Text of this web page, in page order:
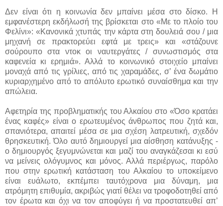
Δεν είναι ότι η κοινωνία δεν μπαίνει μέσα στο δίσκο. Η
εμφανέστερη εκδήλωσή της βρίσκεται στο «Με το πλοίο του
Φελίνι»: «Κανονικά χτυπάς την κάρτα στη δουλειά σου / μια
μηχανή σε πρακτορεύει εφτά με τρεις» και «στάζουνε
σούρουπο στα ντοκ οι ναυτεργάτες / συνωστισμός στα
καφενεία κι ερημιά». Αλλά το κοινωνικό στοιχείο μπαίνει
μοναχά από τις γρίλιες, από τις χαραμάδες, σ’ ένα δωμάτιο
κυριαρχημένο από το απόλυτο ερωτικό συναίσθημα και την
απώλεια.
Αφετηρία της προβληματικής του Αλκαίου στο «Όσο κρατάει
ένας καφές» είναι ο ερωτευμένος άνθρωπος που ζητά και,
σπανιότερα, απαιτεί μέσα σε μια σχέση λατρευτική, σχεδόν
θρησκευτική. Όλο αυτό δημιουργεί μια αίσθηση κατάνυξης -
ο δημιουργός ξεγυμνώνεται και μαζί του αναγκάζεσαι κι εσύ
να μείνεις ολόγυμνος και μόνος. Αλλά περιέργως, παρόλο
που στην ερωτική κατάσταση του Αλκαίου το υποκείμενο
είναι ευάλωτο, εκπέμπει ταυτόχρονα μια δύναμη, μια
ατρόμητη επιθυμία, ακριβώς γιατί θέλει να τροφοδοτηθεί από
τον έρωτα και όχι να τον αποφύγει ή να προστατευθεί απ’